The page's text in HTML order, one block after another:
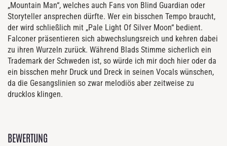
„Mountain Man“, welches auch Fans von Blind Guardian oder
Storyteller ansprechen dürfte. Wer ein bisschen Tempo braucht,
der wird schließlich mit „Pale Light Of Silver Moon“ bedient.
Falconer präsentieren sich abwechslungsreich und kehren dabei
zu ihren Wurzeln zurück. Während Blads Stimme sicherlich ein
Trademark der Schweden ist, so würde ich mir doch hier oder da
ein bisschen mehr Druck und Dreck in seinen Vocals wünschen,
da die Gesangslinien so zwar melodiös aber zeitweise zu
drucklos klingen.
BEWERTUNG